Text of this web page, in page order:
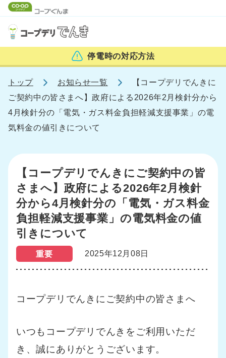
停電時の対応方法
トップ お知らせ一覧
【コープデリでんきに
ご契約中の皆さまへ】政府による2026年2月検針分から
4月検針分の「電気・ガス料金負担軽減支援事業」の電
気料金の値引きについて
【コープデリでんきにご契約中の皆
さまへ】政府による2026年2月検針
分から4月検針分の「電気・ガス料金
負担軽減支援事業」の電気料金の値
引きについて
重要 2025年12月08日
コープデリでんきにご契約中の皆さまへ
いつもコープデリでんきをご利用いただ
き、誠にありがとうございます。